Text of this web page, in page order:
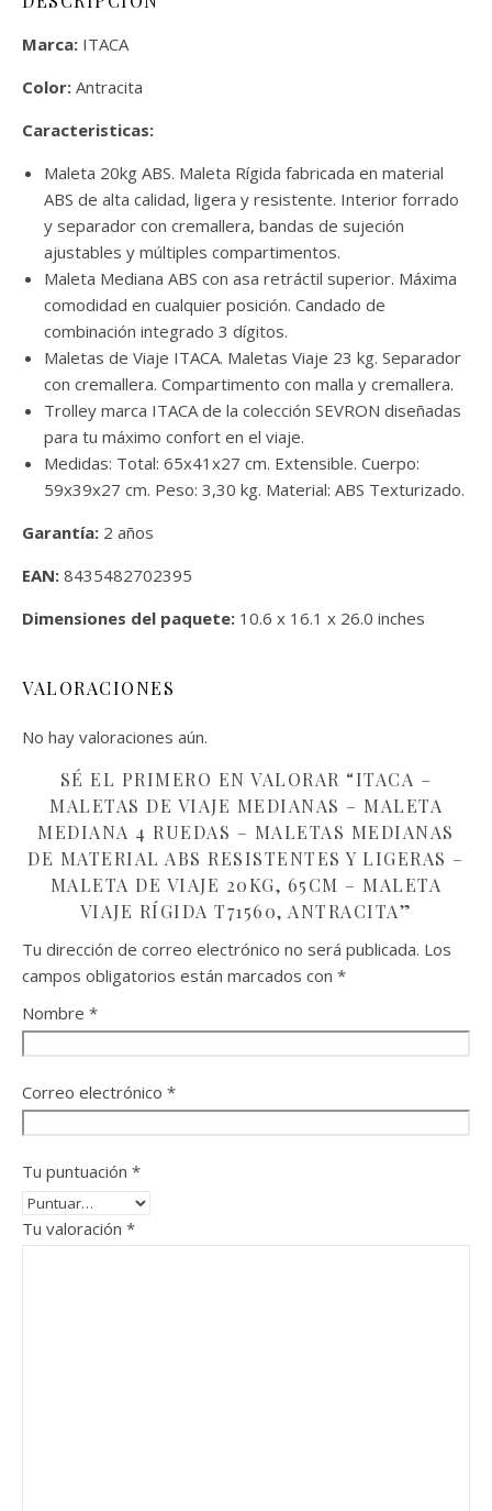
Marca: ITACA
Color: Antracita
Caracteristicas:
Maleta 20kg ABS. Maleta Rígida fabricada en material
ABS de alta calidad, ligera y resistente. Interior forrado
y separador con cremallera, bandas de sujeción
ajustables y múltiples compartimentos.
Maleta Mediana ABS con asa retráctil superior. Máxima
comodidad en cualquier posición. Candado de
combinación integrado 3 dígitos.
Maletas de Viaje ITACA. Maletas Viaje 23 kg. Separador
con cremallera. Compartimento con malla y cremallera.
Trolley marca ITACA de la colección SEVRON diseñadas
para tu máximo confort en el viaje.
Medidas: Total: 65x41x27 cm. Extensible. Cuerpo:
59x39x27 cm. Peso: 3,30 kg. Material: ABS Texturizado.
Garantía: 2 años
EAN: 8435482702395
Dimensiones del paquete: 10.6 x 16.1 x 26.0 inches
VALORACIONES
No hay valoraciones aún.
SÉ EL PRIMERO EN VALORAR “ITACA –
MALETAS DE VIAJE MEDIANAS – MALETA
MEDIANA 4 RUEDAS – MALETAS MEDIANAS
DE MATERIAL ABS RESISTENTES Y LIGERAS –
MALETA DE VIAJE 20KG, 65CM – MALETA
VIAJE RÍGIDA T71560, ANTRACITA”
Tu dirección de correo electrónico no será publicada. Los
campos obligatorios están marcados con *
Nombre *
Correo electrónico *
Tu puntuación *
Tu valoración *